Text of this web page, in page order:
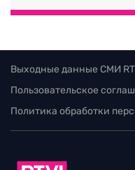
Выходные данные СМИ
Пользовательское
Политика обработки